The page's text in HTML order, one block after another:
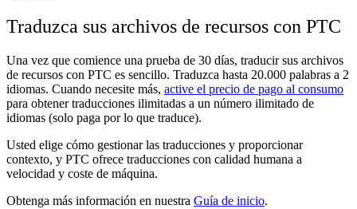
Traduzca sus archivos de recursos con PTC
Una vez que comience una prueba de 30 días, traducir sus archivos
de recursos con PTC es sencillo. Traduzca hasta 20.000 palabras a 2
idiomas. Cuando necesite más, active el precio de pago al consumo
para obtener traducciones ilimitadas a un número ilimitado de
idiomas (solo paga por lo que traduce).
Usted elige cómo gestionar las traducciones y proporcionar
contexto, y PTC ofrece traducciones con calidad humana a
velocidad y coste de máquina.
Obtenga más información en nuestra Guía de inicio.